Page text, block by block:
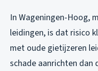
In Wageningen-Hoog,
leidingen, is dat risico
met oude gietijzeren
schade aanrichten dan